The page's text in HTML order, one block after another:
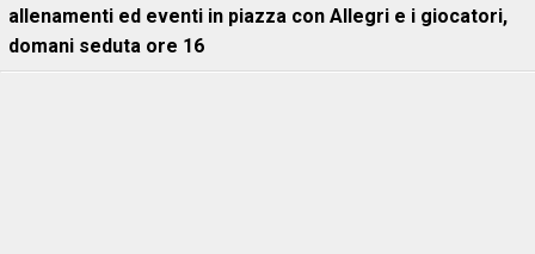
allenamenti ed eventi in piazza con Allegri e i giocatori,
domani seduta ore 16